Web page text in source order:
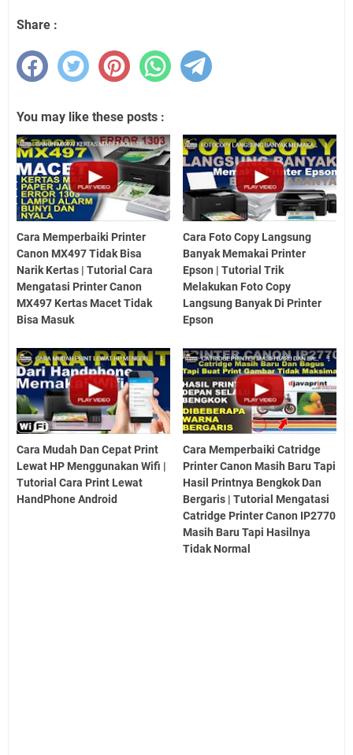
Share :
You may like these posts :
Cara Memperbaiki Printer
Canon MX497 Tidak Bisa
Narik Kertas | Tutorial Cara
Mengatasi Printer Canon
MX497 Kertas Macet Tidak
Bisa Masuk
Cara Foto Copy Langsung
Banyak Memakai Printer
Epson | Tutorial Trik
Melakukan Foto Copy
Langsung Banyak Di Printer
Epson
Cara Mudah Dan Cepat Print
Lewat HP Menggunakan Wifi |
Tutorial Cara Print Lewat
HandPhone Android
Cara Memperbaiki Catridge
Printer Canon Masih Baru Tapi
Hasil Printnya Bengkok Dan
Bergaris | Tutorial Mengatasi
Catridge Printer Canon IP2770
Masih Baru Tapi Hasilnya
Tidak Normal